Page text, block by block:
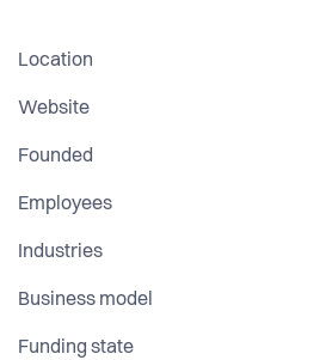
Location
Website
Founded
Employees
Industries
Business model
Funding state